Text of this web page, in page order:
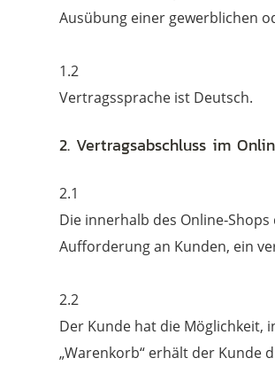
Ausübung einer gewerblichen
1.2
Vertragssprache ist Deutsch.
2. Vertragsabschluss im
2.1
Die innerhalb des
Aufforderung an Kunden, ein
2.2
Der Kunde hat die Möglichkeit,
„Warenkorb“ erhält der Kunde